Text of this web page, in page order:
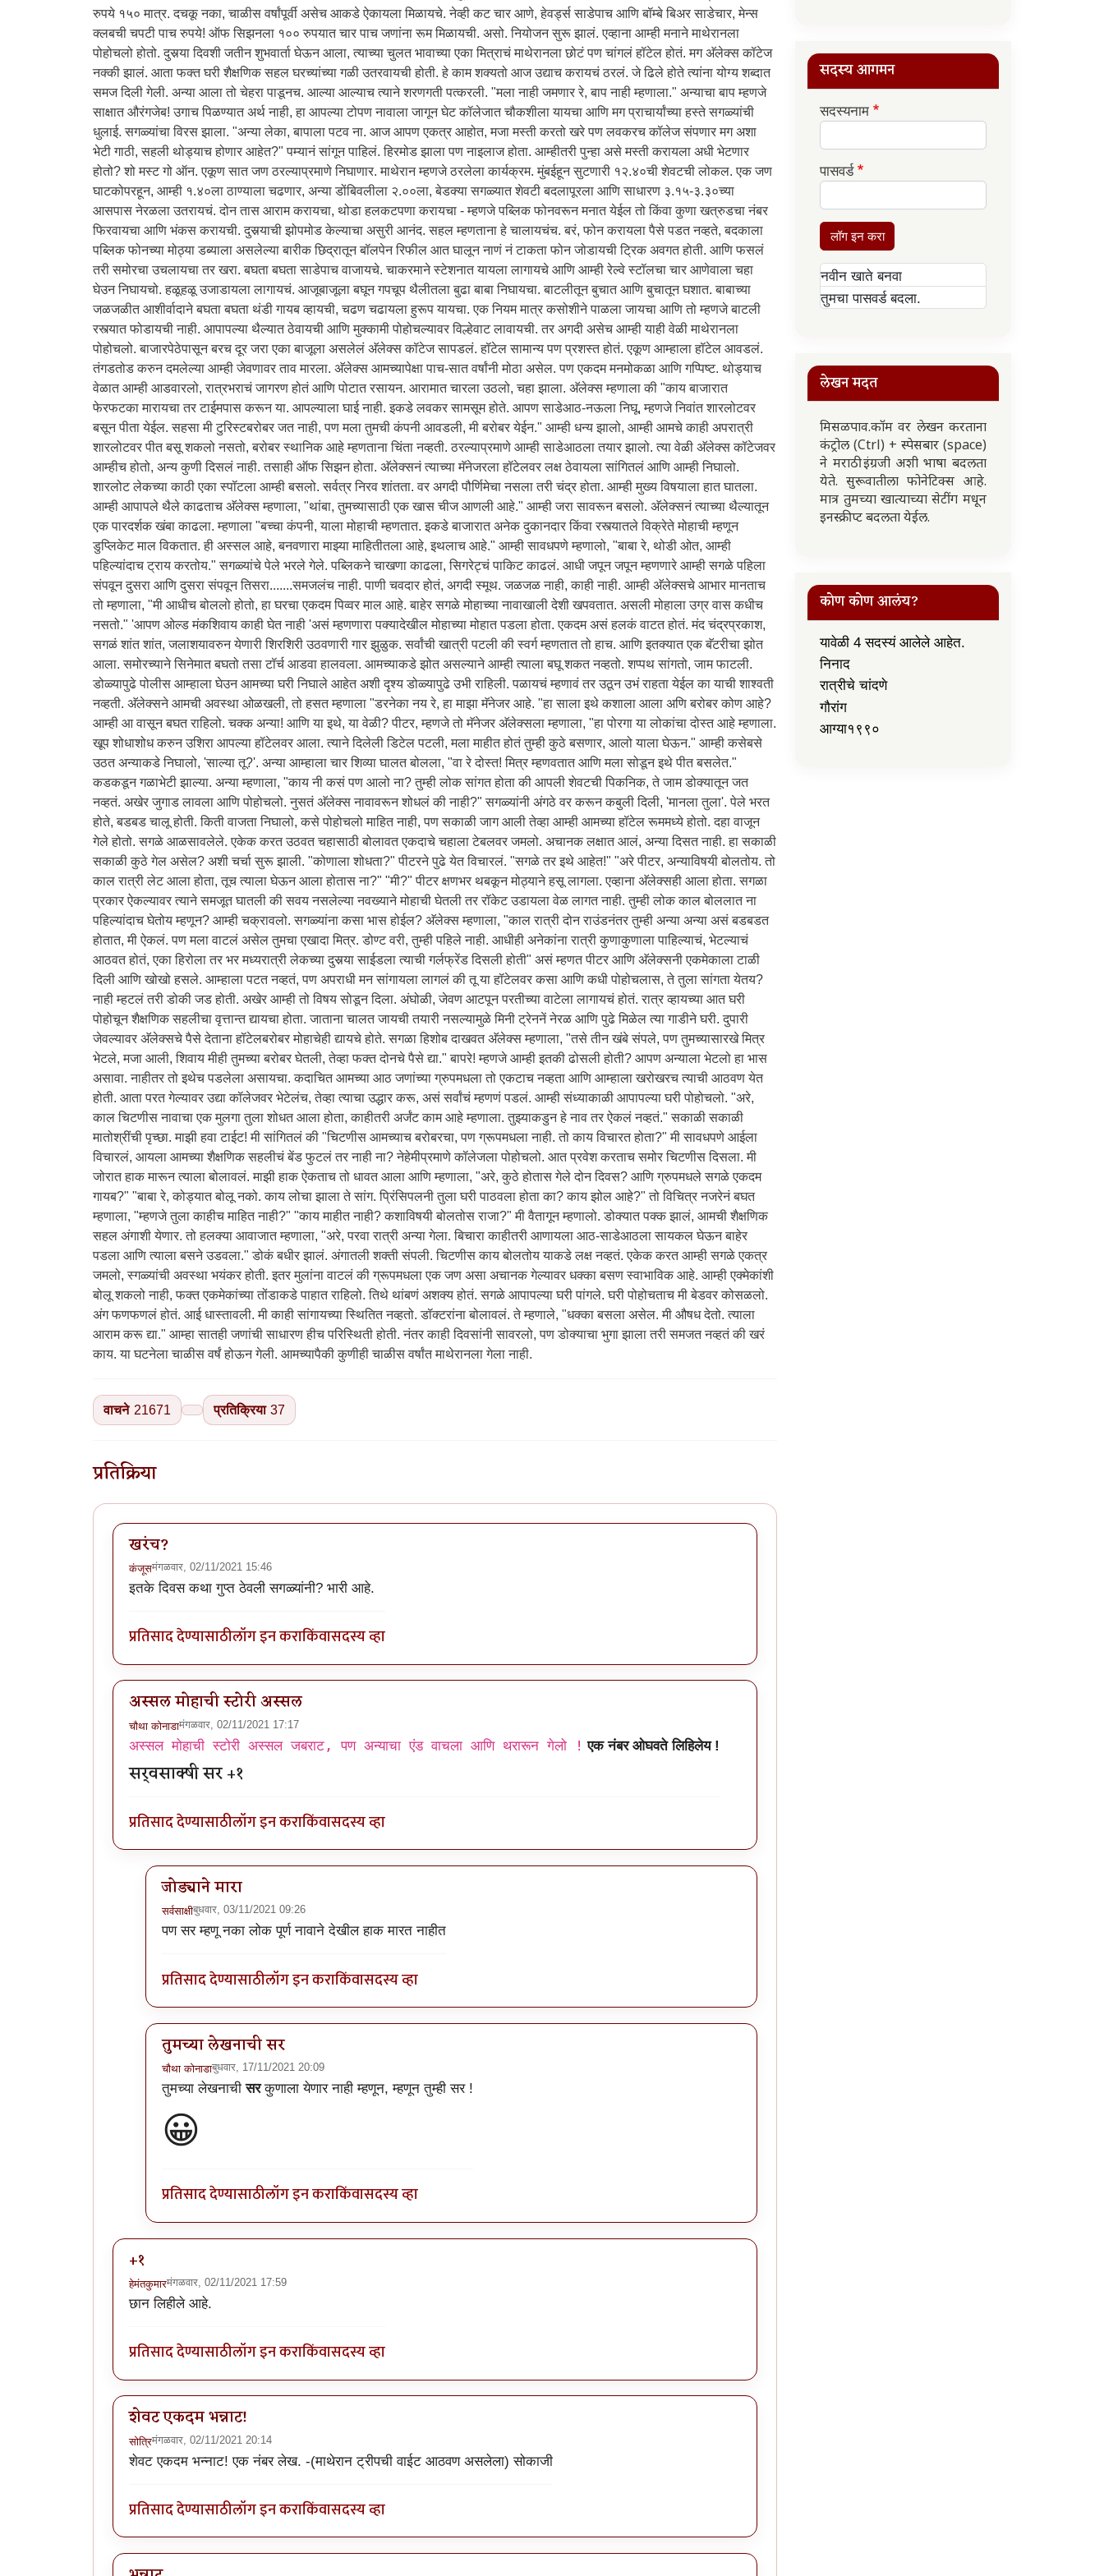
वाचने 21671 प्रतिक्रिया 37
प्रतिक्रिया
खरंच?
कंजूसमंगळवार, 02/11/2021 15:46
इतके दिवस कथा गुप्त ठेवली सगळ्यांनी? भारी आहे.
प्रतिसाद देण्यासाठीलॉग इन कराकिंवासदस्य व्हा
अस्सल मोहाची स्टोरी अस्सल
चौथा कोनाडामंगळवार, 02/11/2021 17:17
अस्सल मोहाची स्टोरी अस्सल जबराट, पण अन्याचा एंड वाचला आणि थरारून गेलो ! एक नंबर ओघवते लिहिलेय !
सर्वसाक्षी सर +१
प्रतिसाद देण्यासाठीलॉग इन कराकिंवासदस्य व्हा
जोड्याने मारा
सर्वसाक्षीबुधवार, 03/11/2021 09:26
In reply toअस्सल मोहाची स्टोरी अस्सलbyचौथा कोनाडा
पण सर म्हणू नका लोक पूर्ण नावाने देखील हाक मारत नाहीत
प्रतिसाद देण्यासाठीलॉग इन कराकिंवासदस्य व्हा
तुमच्या लेखनाची सर
चौथा कोनाडाबुधवार, 17/11/2021 20:09
In reply toअस्सल मोहाची स्टोरी अस्सलbyचौथा कोनाडा
तुमच्या लेखनाचीसरकुणाला येणार नाही म्हणून, म्हणून तुम्ही सर !
😀
प्रतिसाद देण्यासाठीलॉग इन कराकिंवासदस्य व्हा
+१
हेमंतकुमारमंगळवार, 02/11/2021 17:59
छान लिहीले आहे.
प्रतिसाद देण्यासाठीलॉग इन कराकिंवासदस्य व्हा
शेवट एकदम भन्नाट!
सोत्रिमंगळवार, 02/11/2021 20:14
शेवट एकदम भन्नाट! एक नंबर लेख. -(माथेरान ट्रीपची वाईट आठवण असलेला) सोकाजी
प्रतिसाद देण्यासाठीलॉग इन कराकिंवासदस्य व्हा
सदस्य आगमन
सदस्यनाम
पासवर्ड
लॉग इन करा
नवीन खाते बनवा
तुमचा पासवर्ड बदला.
लेखन मदत
मिसळपाव.कॉम वर लेखन करताना
कंट्रोल (Ctrl) + स्पेसबार (space)
ने मराठी इंग्रजी अशी भाषा बदलता
येते. सुरूवातीला फोनेटिक्स आहे.
मात्र तुमच्या खात्याच्या सेटींग मधून
इनस्क्रीप्ट बदलता येईल.
कोण कोण आलंय?
यावेळी 4 सदस्यं आलेले आहेत.
निनाद
रात्रीचे चांदणे
गौरांग
आग्या१९९०